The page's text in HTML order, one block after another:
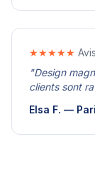
★★★★★
"Design
clients sont
Elsa F. —